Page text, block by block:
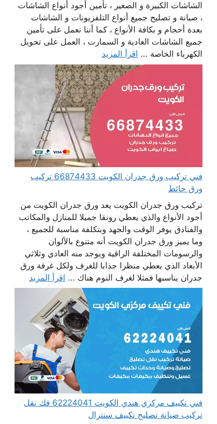
الشاشات الكبيرة و الصغير ، تأمين أجود أنواع الشاشات
، صيانة و تصليح جميع أنواع التلفزيونات و الشاشات
بعدة أحجام و بكافة الأنواع ، كما أننا نعمل على تأمين
جميع الشاشات العادية و السمارت ، العمل على تحويل
الكهرباء الخاصة ... اقرأ المزيد
فني تركيب ورق جدران الكويت 66874433 تركيب
ورق حائط
تركيب ورق جدران الكويت يعد ورق جدران الكويت من
أجود الأنواع والذي يعطي رونقا جميلا للمنازل والمكاتب
والفنادق يوفر الوقت والجهد وبتكلفة مناسبة للجميع ،
وما يميز ورق جدران الكويت أنه متنوع بالألوان
والرسومات المختلفة الراقية ويوجد منه العادي وثلاثي
الأبعاد الذي يعطي منظرا جذابا للغرف ولكل غرفة ورق
جدران يناسبها فمثلا لغرف النوم هناك ... اقرأ المزيد
فني تكييف مركزي هندي الكويت 62224041 فك نقل
تركيب صيانة تصليح تكييف سنترال